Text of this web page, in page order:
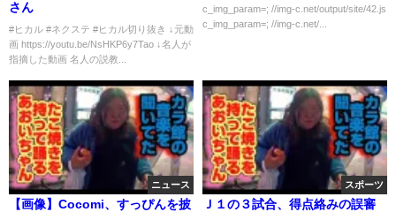
さん
#ヒカル #ネクステ #ヒカル切り抜き ↓元動
画 https://youtu.be/NsHKP6y7Tao ↓名人が
指摘した動画 名人の説教...
c_img_param=; //img-c.net/output/site/42.js
c_img_param=; //img-c.net/...
ニュース
【画像】Cocomi、すっぴんを披
スポーツ
Ｊ１の３試合、得点絡みの誤審